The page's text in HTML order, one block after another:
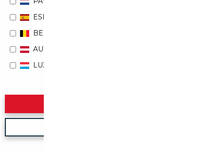
ESPAGNE
BELGIQUE
AUTRICHE
LUXEMBOURG